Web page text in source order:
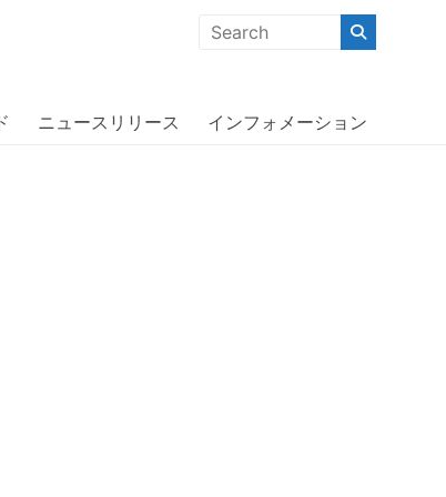
「機能的な商品」「コストパフォーマンスの高い商
ニュースリリース インフォメーション